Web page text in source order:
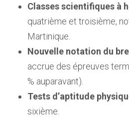
Classes scientifiques à
quatrième et troisième,
Martinique.
Nouvelle notation du
accrue des épreuves
% auparavant).
Tests d’aptitude
sixième.